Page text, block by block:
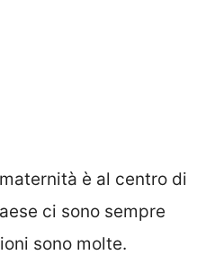
è al centro di
ci sono sempre
sono molte.